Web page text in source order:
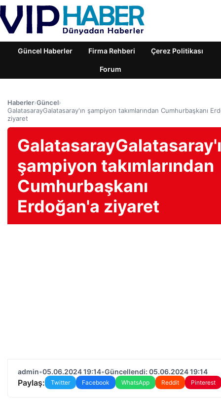
Güncel Haberler Firma Rehberi Çerez Politikası
Forum
Haberler›Güncel›
GalatasarayGalatasaray'ın şampiyon takımlarından Cumhurbaşkanı
ziyaret
şampiyon takımlarından
Cumhurbaşkanı
Erdoğan'a ziyaret
admin•05.06.2024 19:14•Güncellendi: 05.06.2024 19:14
Paylaş: Twitter Facebook WhatsApp Reddit Pinterest